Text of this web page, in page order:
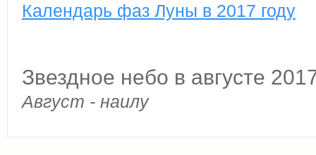
Календарь фаз Луны в 2017 году
Звездное небо в августе
Август - наилу